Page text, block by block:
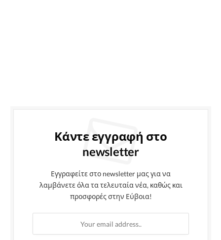
Κάντε εγγραφή στο
newsletter
Εγγραφείτε στο newsletter μας για να
λαμβάνετε όλα τα τελευταία νέα, καθώς και
προσφορές στην Εύβοια!